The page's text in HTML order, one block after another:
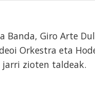
Banda, Giro Arte
Orkestra eta
zioten taldeak.